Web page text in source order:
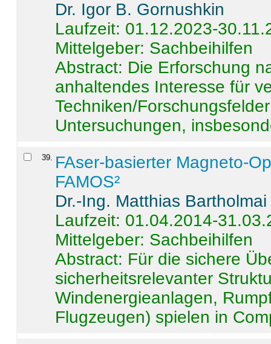
Dr. Igor B. Gornushkin
Laufzeit: 01.12.2023-
Mittelgeber: Sachbeihilfen
Abstract: Die Erforschung
anhaltendes Interesse für
Techniken/
Untersuchungen,
39. FAser-basierter Magneto-
FAMOS²
Dr.-Ing. Matthias Bartholmai
Laufzeit: 01.04.2014-
Mittelgeber: Sachbeihilfen
Abstract: Für die sichere
sicherheitsrelevanter
Windenergieanlagen,
Flugzeugen) spielen in